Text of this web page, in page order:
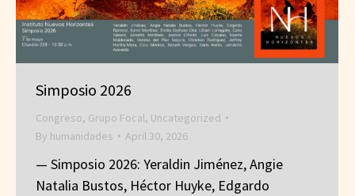
Simposio 2026
Congreso, Grupo Focal, Uncategorized
By humanidades April 30, 2026
— Simposio 2026: Yeraldin Jiménez, Angie
Natalia Bustos, Héctor Huyke, Edgardo